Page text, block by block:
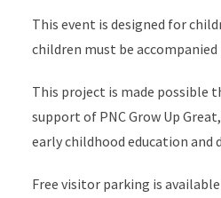
This event is designed for
children must be accompanied
This project is made possible
support of PNC Grow Up
early childhood education and
Free visitor parking is